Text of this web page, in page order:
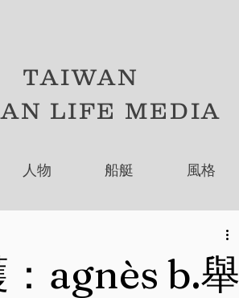
TAIWAN
LIFE MEDIA
人物 船艇 風格
agnès b.舉